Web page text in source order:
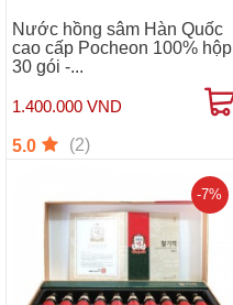
Nước hồng sâm Hàn Quốc
cao cấp Pocheon 100% hộp
30 gói -...
1.400.000 VND
5.0 (2)
-7%